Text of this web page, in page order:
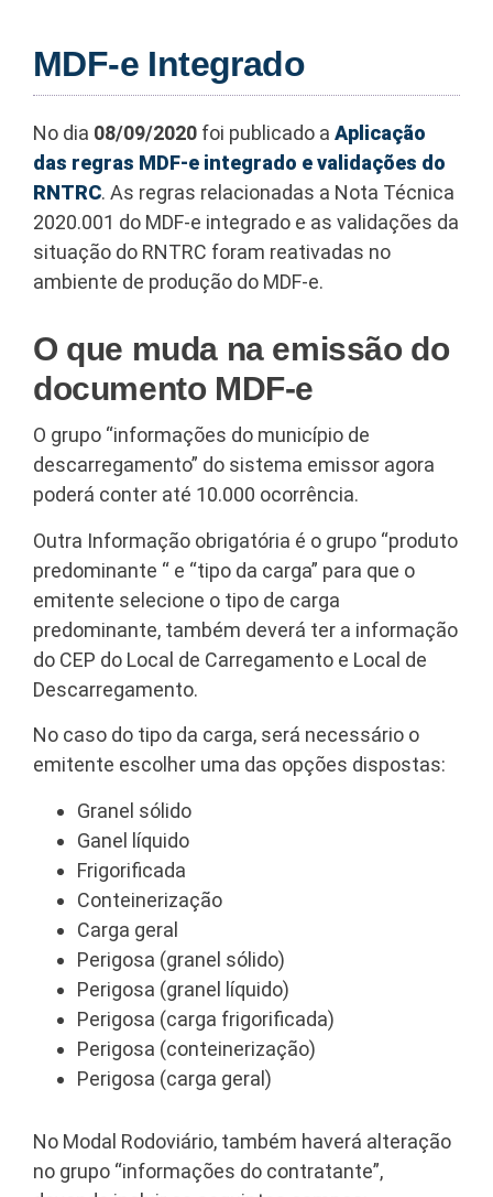
MDF-e Integrado
No dia 08/09/2020 foi publicado a Aplicação
das regras MDF-e integrado e validações do
RNTRC. As regras relacionadas a Nota Técnica
2020.001 do MDF-e integrado e as validações da
situação do RNTRC foram reativadas no
ambiente de produção do MDF-e.
O que muda na emissão do
documento MDF-e
O grupo “informações do município de
descarregamento” do sistema emissor agora
poderá conter até 10.000 ocorrência.
Outra Informação obrigatória é o grupo “produto
predominante “ e “tipo da carga” para que o
emitente selecione o tipo de carga
predominante, também deverá ter a informação
do CEP do Local de Carregamento e Local de
Descarregamento.
No caso do tipo da carga, será necessário o
emitente escolher uma das opções dispostas:
Granel sólido
Ganel líquido
Frigorificada
Conteinerização
Carga geral
Perigosa (granel sólido)
Perigosa (granel líquido)
Perigosa (carga frigorificada)
Perigosa (conteinerização)
Perigosa (carga geral)
No Modal Rodoviário, também haverá alteração
no grupo “informações do contratante”,